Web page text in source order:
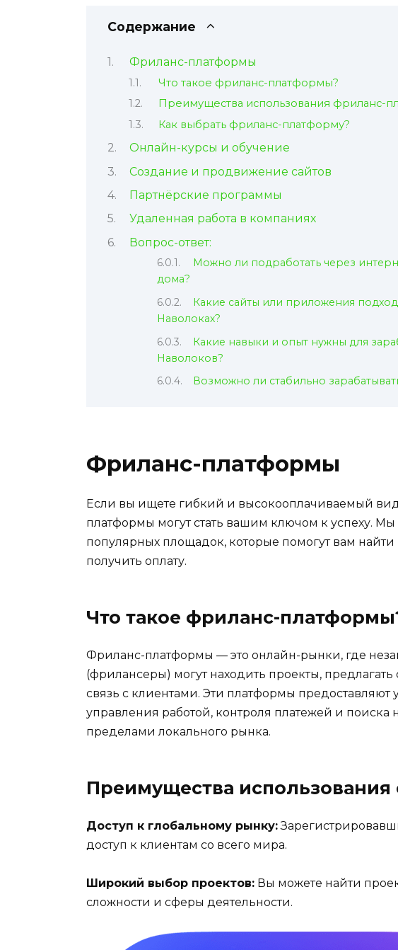
Содержание
Фриланс-платформы
Что такое фриланс-платформы?
Преимущества использования фриланс-
Как выбрать фриланс-платформу?
Онлайн-курсы и обучение
Создание и продвижение сайтов
Партнёрские программы
Удаленная работа в компаниях
Вопрос-ответ:
Можно ли подработать через
дома?
Какие сайты или приложения
Наволоках?
Какие навыки и опыт нужны для
Наволоков?
Возможно ли стабильно
Фриланс-платформы
Если вы ищете гибкий и высокооплачиваемый
платформы могут стать вашим ключом к успеху.
популярных площадок, которые помогут вам найти
получить оплату.
Что такое фриланс-
Фриланс-платформы — это онлайн-рынки, где
(фрилансеры) могут находить проекты, предлагать
связь с клиентами. Эти платформы
управления работой, контроля платежей и поиска
пределами локального рынка.
Преимущества
Доступ к глобальному рынку:
доступ к клиентам со всего мира.
Широкий выбор проектов: Вы можете найти
сложности и сферы деятельности.